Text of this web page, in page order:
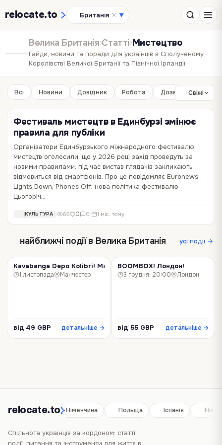
relocate.to Британія ▼
Велика Британія›Статті›Мистецтво
Гайди, новини та поради для українців в Сполученому
Королівстві Великої Британії та Північної Ірландії
Всі Новини Довідник Робота ДозвілляСвіжі
Фестиваль мистецтв в Единбурзі змінює
правила для публіки
Організатори Единбурзького міжнародного фестивалю
мистецтв оголосили, що у 2026 році захід проведуть за
новими правилами: під час вистав глядачів закликають
відмовиться від смартфонів. Про це повідомляє Euronews .
Lights Down, Phones Off: нова політика фестивалю
Цьогоріч…
КУЛЬТУРА 66 0 0· 1 міс. тому
У Лондоні показали 50 рідкісних картин
Вінстона Черчилля
У лондонському музеї Воллеса (The Wallace Collection) відкрилася
унікальна виставка, яка демонструє наймасштабнішу за останні
Британії Вінстона Черчилля, повідомляє Euronews . Вінстон
Черчилль: Художник Це…
МИСТЕЦТВО 635 0 0· 2 міс. тому
найближчі події в Велика Британія усі події →
КОНЦЕРТ
Kavabanga Depo Kolibri! Манчестер!
1 листопада Манчестер
від 49 GBP детальніше →
КОНЦЕРТ
BOOMBOX! Лондон!
3 грудня· 20:00 Лондон
від 55 GBP детальніше →
relocate.to
Іспанія Німеччина Польща Іспанія
Спільнота українців за кордоном: статті,
події, питання та інструменти для життя в